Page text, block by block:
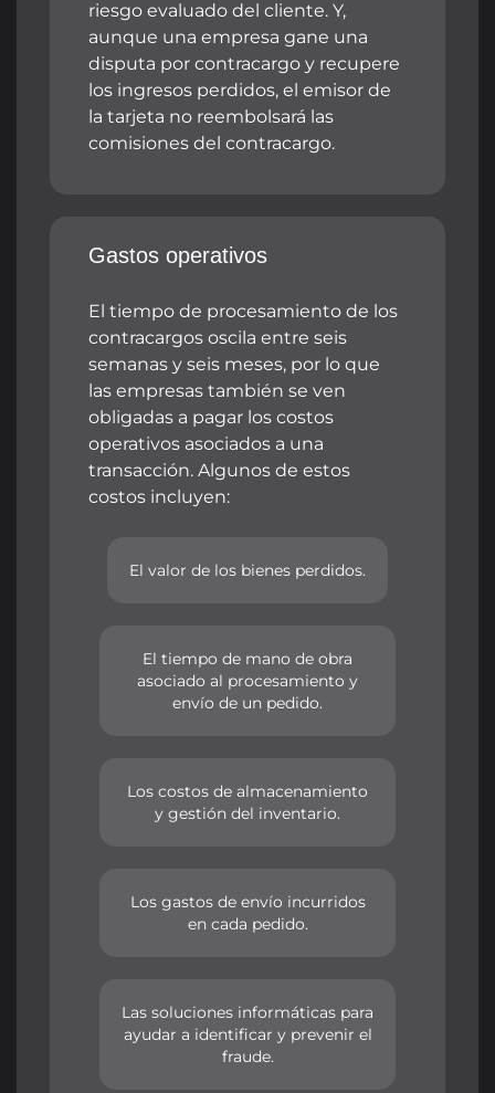
riesgo evaluado del cliente. Y,
aunque una empresa gane una
disputa por contracargo y recupere
los ingresos perdidos, el emisor de
la tarjeta no reembolsará las
comisiones del contracargo.
Gastos operativos
El tiempo de procesamiento de los
contracargos oscila entre seis
semanas y seis meses, por lo que
las empresas también se ven
obligadas a pagar los costos
operativos asociados a una
transacción. Algunos de estos
costos incluyen:
El valor de los bienes perdidos.
El tiempo de mano de obra
asociado al procesamiento y
envío de un pedido.
Los costos de almacenamiento
y gestión del inventario.
Los gastos de envío incurridos
en cada pedido.
Las soluciones informáticas para
ayudar a identificar y prevenir el
fraude.